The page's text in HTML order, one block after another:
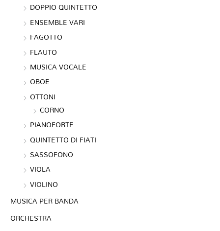
DOPPIO QUINTETTO
ENSEMBLE VARI
FAGOTTO
FLAUTO
MUSICA VOCALE
OBOE
OTTONI
CORNO
PIANOFORTE
QUINTETTO DI FIATI
SASSOFONO
VIOLA
VIOLINO
MUSICA PER BANDA
ORCHESTRA